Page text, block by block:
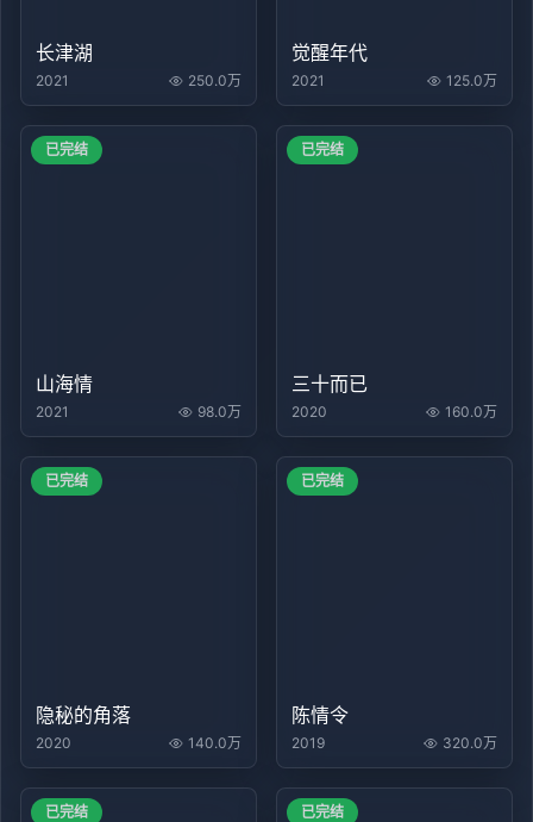
长津湖
2021 250.0万
觉醒年代
2021 125.0万
已完结
山海情
2021 98.0万
已完结
三十而已
2020 160.0万
已完结
隐秘的角落
2020 140.0万
已完结
陈情令
2019 320.0万
已完结 已完结